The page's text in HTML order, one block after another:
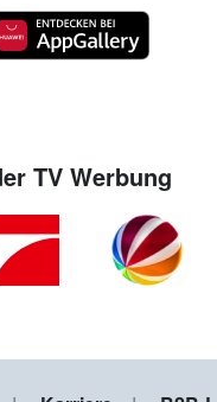
TV Werbung